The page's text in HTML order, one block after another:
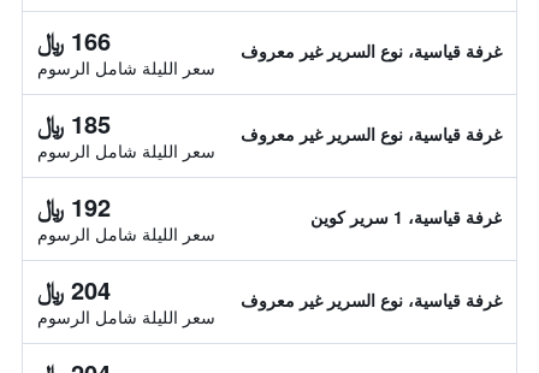
غرفة قياسية، نوع السرير غير معروف 166 ﷼
سعر الليلة شامل الرسوم
غرفة قياسية، نوع السرير غير معروف 185 ﷼
سعر الليلة شامل الرسوم
غرفة قياسية، 1 سرير كوين 192 ﷼
سعر الليلة شامل الرسوم
غرفة قياسية، نوع السرير غير معروف 204 ﷼
سعر الليلة شامل الرسوم